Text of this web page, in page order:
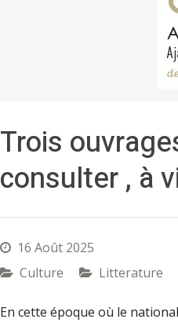
Trois
consulter , à
16 Août 2025
Culture
Litterature
En cette époque où le